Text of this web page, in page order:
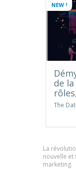
NEW !
de la
The
La
nouvelle et
marketing.